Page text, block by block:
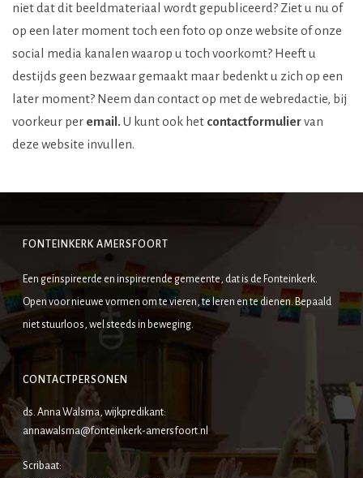
niet dat dit beeldmateriaal wordt gepubliceerd? Ziet u nu of
op een later moment toch een foto op onze website of onze
social media kanalen waarop u toch voorkomt? Heeft u
destijds geen bezwaar gemaakt maar bedenkt u zich op een
later moment? Neem dan contact op met de webredactie, bij
voorkeur per email. U kunt ook het contactformuliervan
deze website invullen.
FONTEINKERK AMERSFOORT
Een geïnspireerde en inspirerende gemeente, dat is de Fonteinkerk.
Open voor nieuwe vormen om te vieren, te leren en te dienen. Bepaald
niet stuurloos, wel steeds in beweging.
CONTACTPERSONEN
ds. Anna Walsma, wijkpredikant:
annawalsma@fonteinkerk-amersfoort.nl
Scribaat: